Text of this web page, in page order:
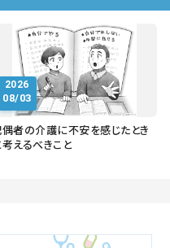
2026
08/03
者の介護に不安を感じたとき
えるべきこと